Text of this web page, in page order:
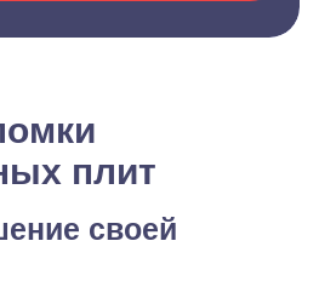
плит
своей